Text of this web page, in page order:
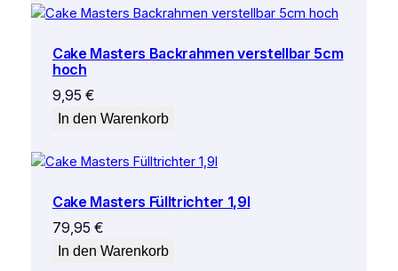
Cake Masters Backrahmen verstellbar 5cm
hoch
9,95 €
In den Warenkorb
Cake Masters Fülltrichter 1,9l
79,95 €
In den Warenkorb